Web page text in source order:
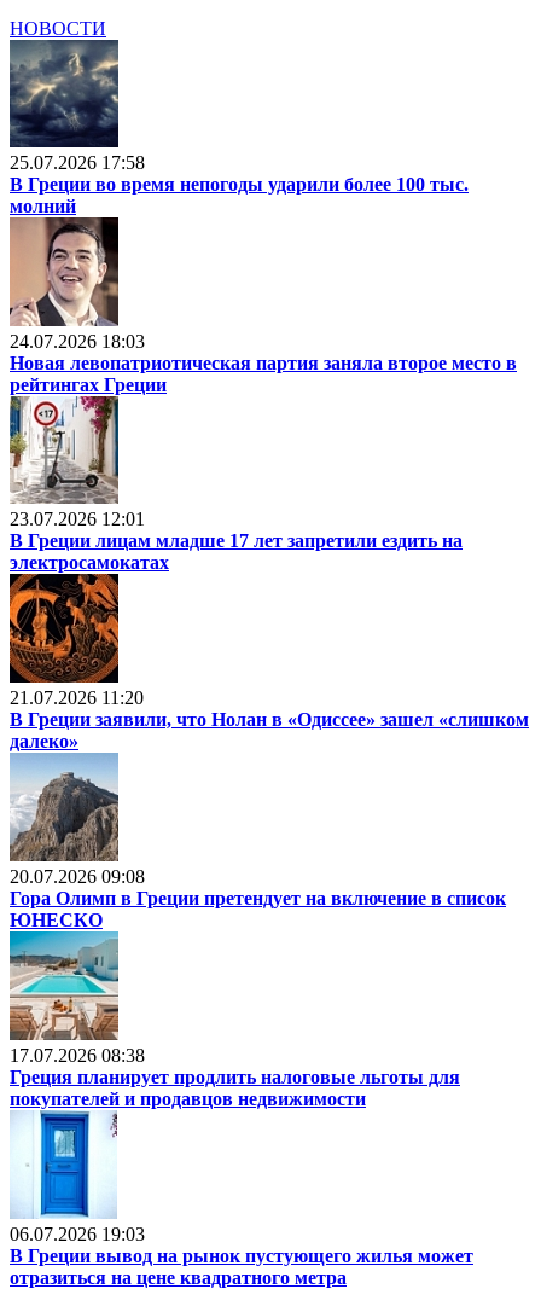
НОВОСТИ
25.07.2026 17:58
В Греции во время непогоды ударили более 100 тыс.
молний
24.07.2026 18:03
Новая левопатриотическая партия заняла второе место в
рейтингах Греции
23.07.2026 12:01
В Греции лицам младше 17 лет запретили ездить на
электросамокатах
21.07.2026 11:20
В Греции заявили, что Нолан в «Одиссее» зашел «слишком
далеко»
20.07.2026 09:08
Гора Олимп в Греции претендует на включение в список
ЮНЕСКО
17.07.2026 08:38
Греция планирует продлить налоговые льготы для
покупателей и продавцов недвижимости
06.07.2026 19:03
В Греции вывод на рынок пустующего жилья может
отразиться на цене квадратного метра